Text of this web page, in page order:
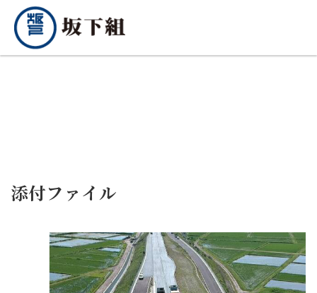
添付ファイル